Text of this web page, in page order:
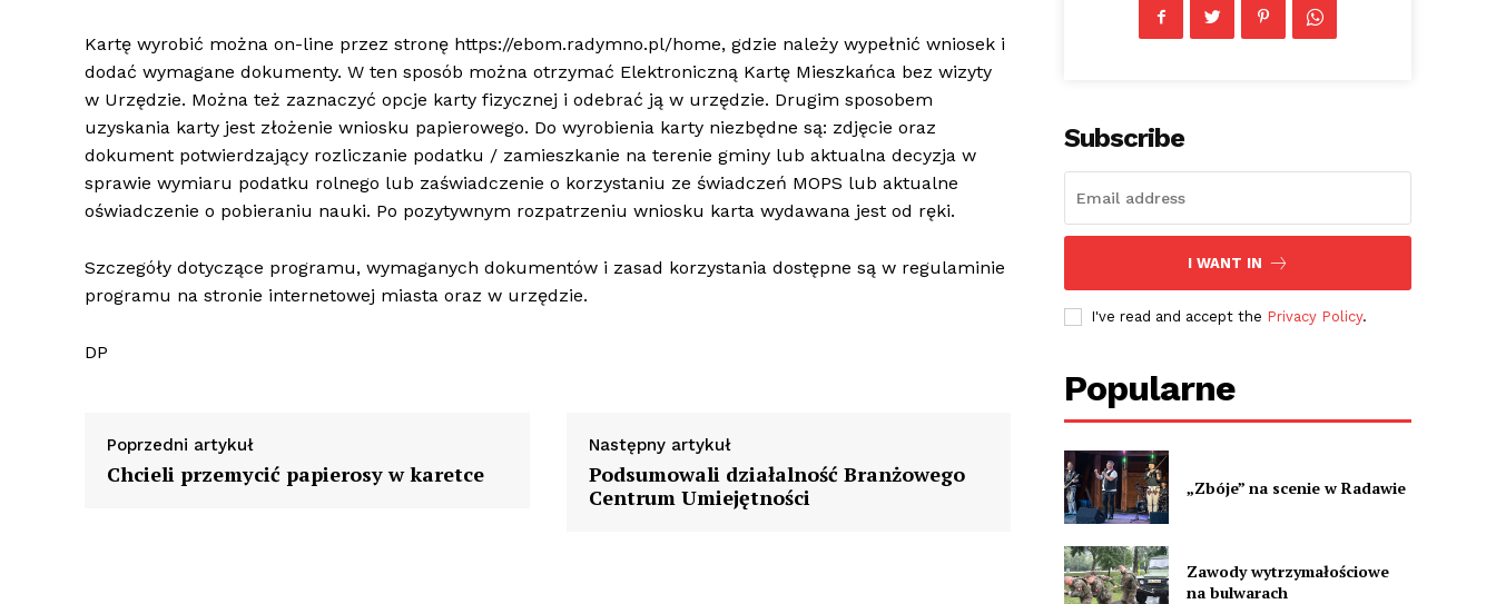
Kartę wyrobić można on-line przez stronę https://ebom.radymno.pl/home, gdzie należy wypełnić wniosek i
dodać wymagane dokumenty. W ten sposób można otrzymać Elektroniczną Kartę Mieszkańca bez wizyty
w Urzędzie. Można też zaznaczyć opcje karty fizycznej i odebrać ją w urzędzie. Drugim sposobem
uzyskania karty jest złożenie wniosku papierowego. Do wyrobienia karty niezbędne są: zdjęcie oraz
dokument potwierdzający rozliczanie podatku / zamieszkanie na terenie gminy lub aktualna decyzja w
sprawie wymiaru podatku rolnego lub zaświadczenie o korzystaniu ze świadczeń MOPS lub aktualne
oświadczenie o pobieraniu nauki. Po pozytywnym rozpatrzeniu wniosku karta wydawana jest od ręki.
Szczegóły dotyczące programu, wymaganych dokumentów i zasad korzystania dostępne są w regulaminie
programu na stronie internetowej miasta oraz w urzędzie.
DP
Poprzedni artykuł
Chcieli przemycić papierosy w karetce
Następny artykuł
Podsumowali działalność Branżowego
Centrum Umiejętności
Subscribe
I WANT IN
I've read and accept the Privacy Policy.
Popularne
„Zbóje” na scenie w Radawie
Zawody wytrzymałościowe
na bulwarach